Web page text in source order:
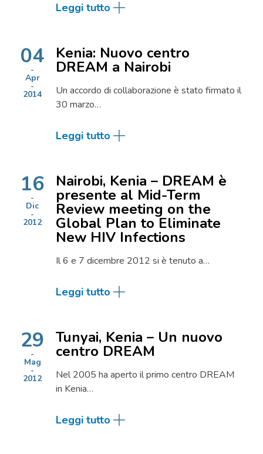
Leggi tutto
04
Apr
2014
Kenia: Nuovo centro
DREAM a Nairobi
Un accordo di collaborazione è stato firmato il
30 marzo…
Leggi tutto
16
Dic
2012
Nairobi, Kenia – DREAM è
presente al Mid-Term
Review meeting on the
Global Plan to Eliminate
New HIV Infections
Il 6 e 7 dicembre 2012 si è tenuto a…
Leggi tutto
29
Mag
2012
Tunyai, Kenia – Un nuovo
centro DREAM
Nel 2005 ha aperto il primo centro DREAM
in Kenia…
Leggi tutto